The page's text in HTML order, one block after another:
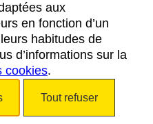
LÉGALES
aux
en fonction d’un
habitudes de
d’informations sur la
cookies.
Tout refuser